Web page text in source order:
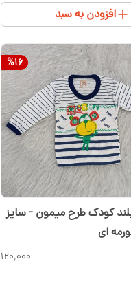
افزودن به سبد
%16
بلوز آستین بلند کودک طرح میمون - سایز
۱۲۰٬۰۰۰